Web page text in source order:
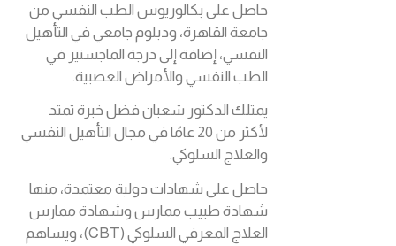
حاصل على بكالوريوس الطب النفسي من
جامعة القاهرة، ودبلوم جامعي في التأهيل
النفسي، إضافة إلى درجة الماجستير في
الطب النفسي والأمراض العصبية.
يمتلك الدكتور شعبان فضل خبرة تمتد
لأكثر من 20 عامًا في مجال التأهيل النفسي
والعلاج السلوكي.
حاصل على شهادات دولية معتمدة، منها
شهادة طبيب ممارس وشهادة ممارس
العلاج المعرفي السلوكي (CBT)، ويساهم